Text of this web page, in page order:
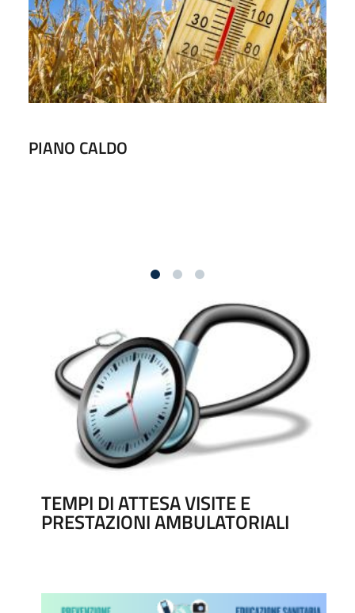
PIANO CALDO
TEMPI DI ATTESA VISITE E
PRESTAZIONI AMBULATORIALI